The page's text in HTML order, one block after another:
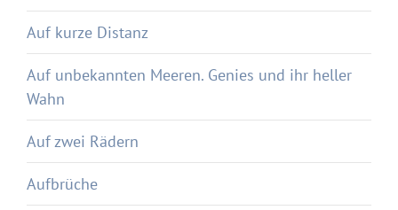
Auf kurze Distanz
Auf unbekannten Meeren. Genies und ihr heller
Wahn
Auf zwei Rädern
Aufbrüche